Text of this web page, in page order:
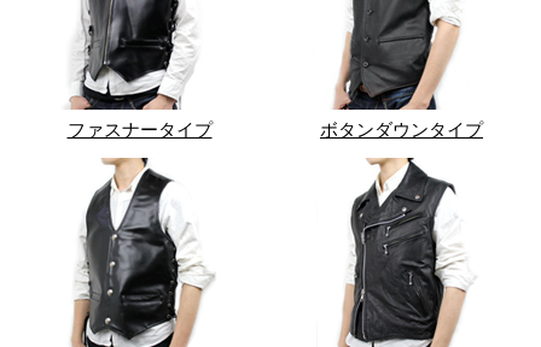
ファスナータイプ ボタンダウンタイプ